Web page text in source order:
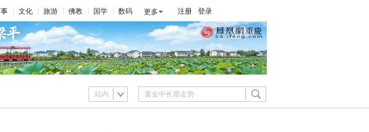
文化 旅游 佛教 国学 数码 更多 注册 登录
站内